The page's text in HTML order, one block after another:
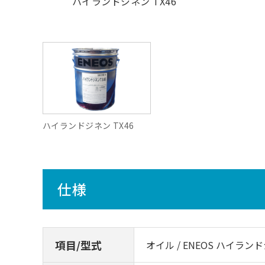
ハイランドジネン TX46
仕様
項目/型式 オイル / ENEOS ハイラン